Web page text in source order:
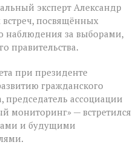
эксперт Александр
посвящённых
наблюдения за выборами,
правительства.
при президенте
гражданского
председатель ассоциации
мониторинг» — встретился
и будущими